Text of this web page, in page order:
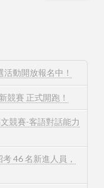
動開放報名中！
競賽 正式開跑！
競賽-客語對話能力
46 名新進人員，